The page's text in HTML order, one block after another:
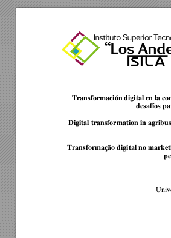
Transformación digital en la
desafíos
Digital transformation in
Transformação digital no